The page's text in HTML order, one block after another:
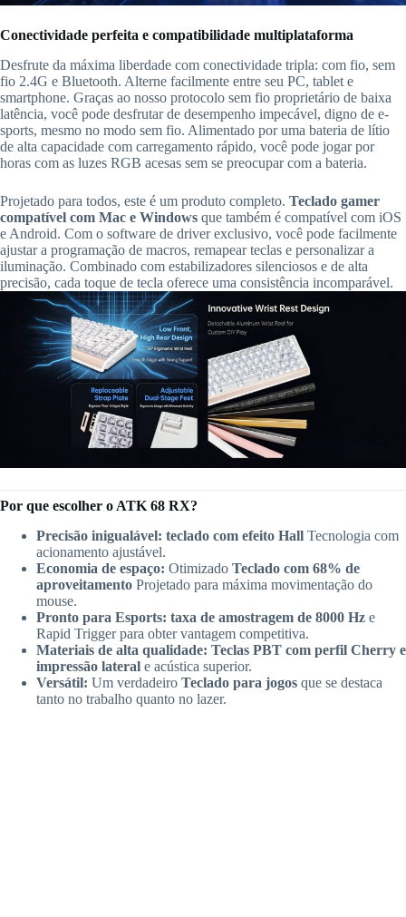
Conectividade perfeita e compatibilidade multiplataforma
Desfrute da máxima liberdade com conectividade tripla: com fio, sem
fio 2.4G e Bluetooth. Alterne facilmente entre seu PC, tablet e
smartphone. Graças ao nosso protocolo sem fio proprietário de baixa
latência, você pode desfrutar de desempenho impecável, digno de e-
sports, mesmo no modo sem fio. Alimentado por uma bateria de lítio
de alta capacidade com carregamento rápido, você pode jogar por
horas com as luzes RGB acesas sem se preocupar com a bateria.
Projetado para todos, este é um produto completo. Teclado gamer
compatível com Mac e Windows que também é compatível com iOS
e Android. Com o software de driver exclusivo, você pode facilmente
ajustar a programação de macros, remapear teclas e personalizar a
iluminação. Combinado com estabilizadores silenciosos e de alta
precisão, cada toque de tecla oferece uma consistência incomparável.
Por que escolher o ATK 68 RX?
Precisão inigualável: teclado com efeito Hall Tecnologia com
acionamento ajustável.
Economia de espaço: Otimizado Teclado com 68% de
aproveitamento Projetado para máxima movimentação do
mouse.
Pronto para Esports: taxa de amostragem de 8000 Hz e
Rapid Trigger para obter vantagem competitiva.
Materiais de alta qualidade: Teclas PBT com perfil Cherry e
impressão lateral e acústica superior.
Versátil: Um verdadeiro Teclado para jogos que se destaca
tanto no trabalho quanto no lazer.